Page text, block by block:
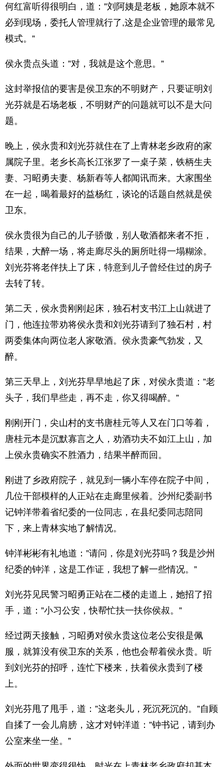
何红富听得很明白，道：”刘阿姨是老板，她原本就不
必到现场，委托人管理就行了,这是企业管理的最常见
模式。”
侯永贵点头道：”对，我就是这个意思。”
这封举报信的要害是侯卫东的不明财产，只要证明刘
光芬就是石场老板，不明财产的问题就可以不是大问
题。
晚上，侯永贵和刘光芬就住在了上青林老乡政府的家
属院子里。老乡长高长江张罗了一桌子菜，铁柄生夫
妻、习昭勇夫妻、杨新舂等人都闻讯而来。大家围坐
在一起，喝着最好的益杨红，谈论的话题自然就是侯
卫东。
侯永贵很为自己的儿子骄傲，别人敬酒都来者不拒，
结果，大醉一场，将走廊尽头的厕所吐得一塌糊涂。
刘光芬将老伴扶上了床，特意到儿子曾经住过的房子
去转了转。
第二天，侯永贵刚刚起床，独石村支书江上山就进了
门，他连拉带劝将侯永贵和刘光芬请到了独石村，村
两委集体向两位老人家敬酒。侯永贵豪气勃发，又
醉。
第三天早上，刘光芬早早地起了床，对侯永贵道：”老
头子，我们早些走，再不走，你又得喝醉。”
刚刚开门，尖山村的支书唐桂元等人又在门口等着，
唐桂元本是沉默寡言之人，劝酒功夫不如江上山，加
上侯永贵确实不胜酒力，结果半醉而回。
刚进了乡政府院子，就见到一辆小车停在院子中间，
几位干部模样的人正站在走廊里候着。沙州纪委副书
记钟洋带着省纪委的一位同志，在县纪委同志陪同
下，来上青林实地了解情况。
钟洋彬彬有礼地道：”请问，你是刘光芬吗？我是沙州
纪委的钟洋，这是工作证，我想了解一些情况。”
刘光芬见民警习昭勇正站在二楼的走道上，她招了招
手，道：”小习公安，快帮忙扶一扶你侯叔。”
经过两天接触，习昭勇对侯永贵这位老公安很是佩
服，就算没有侯卫东的关系，他也会帮着侯永贵。听
到刘光芬的招呼，连忙下楼来，扶着侯永贵到了楼
上。
刘光芬甩了甩手，道：”这老头儿，死沉死沉的。”自顾
自揉了一会儿肩膀，这才对钟洋道：”钟书记，请到办
公室来坐一坐。”